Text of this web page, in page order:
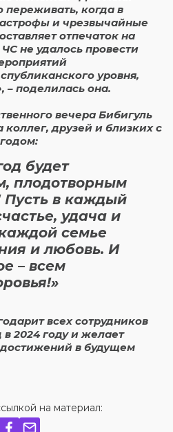
когда в
и чрезвычайные
отпечаток на
не удалось провести
уровня,
– поделилась она.
вечера Бибигуль
друзей и близких с
будет
плодотворным
в каждый
удача и
семье
и любовь. И
– всем
всех сотрудников
2024 году и желает
в будущем
на материал: